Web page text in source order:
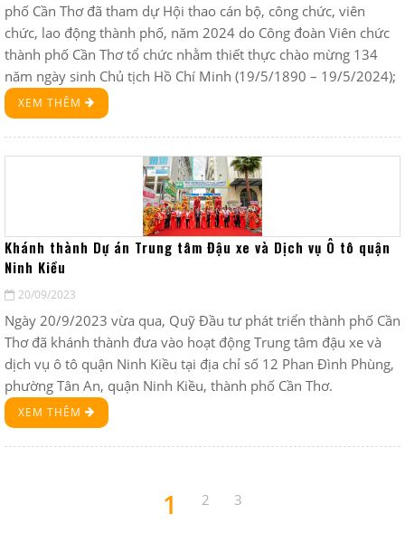
phố Cần Thơ đã tham dự Hội thao cán bộ, công chức, viên
chức, lao động thành phố, năm 2024 do Công đoàn Viên chức
thành phố Cần Thơ tổ chức nhằm thiết thực chào mừng 134
năm ngày sinh Chủ tịch Hồ Chí Minh (19/5/1890 – 19/5/2024);
XEM THÊM
Khánh thành Dự án Trung tâm Đậu xe và Dịch vụ Ô tô quận
Ninh Kiều
20/09/2023
Ngày 20/9/2023 vừa qua, Quỹ Đầu tư phát triển thành phố Cần
Thơ đã khánh thành đưa vào hoạt động Trung tâm đậu xe và
dịch vụ ô tô quận Ninh Kiều tại địa chỉ số 12 Phan Đình Phùng,
phường Tân An, quận Ninh Kiều, thành phố Cần Thơ.
XEM THÊM
1 2 3